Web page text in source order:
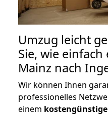
Umzug leicht
Sie, wie
Mainz nach
Wir können Ihnen
professionelles
einem